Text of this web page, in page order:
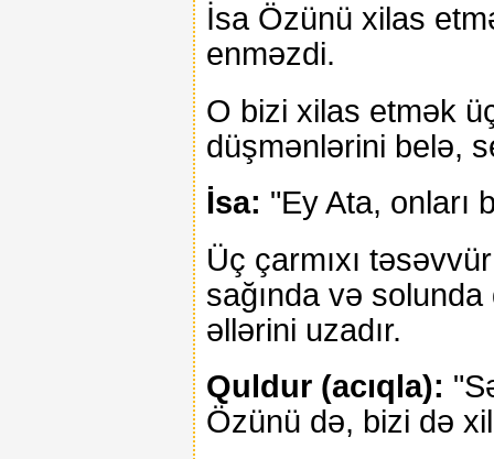
İsa Özünü xilas
enməzdi.
O bizi xilas etmək
düşmənlərini belə,
İsa: "Ey Ata, onları
Üç çarmıxı
sağında və solunda
əllərini uzadır.
Quldur (acıqla):
Özünü də, bizi də